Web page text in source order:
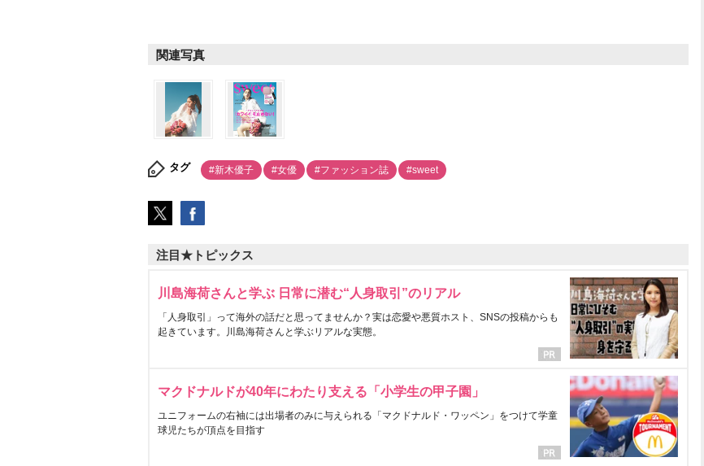
関連写真
タグ #新木優子 #女優 #ファッション誌 #sweet
注目★トピックス
川島海荷さんと学ぶ 日常に潜む“人身取引”のリアル
「人身取引」って海外の話だと思ってませんか？実は恋愛や悪質ホスト、SNSの投稿からも
起きています。川島海荷さんと学ぶリアルな実態。
マクドナルドが40年にわたり支える「小学生の甲子園」
ユニフォームの右袖には出場者のみに与えられる「マクドナルド・ワッペン」をつけて学童
球児たちが頂点を目指す